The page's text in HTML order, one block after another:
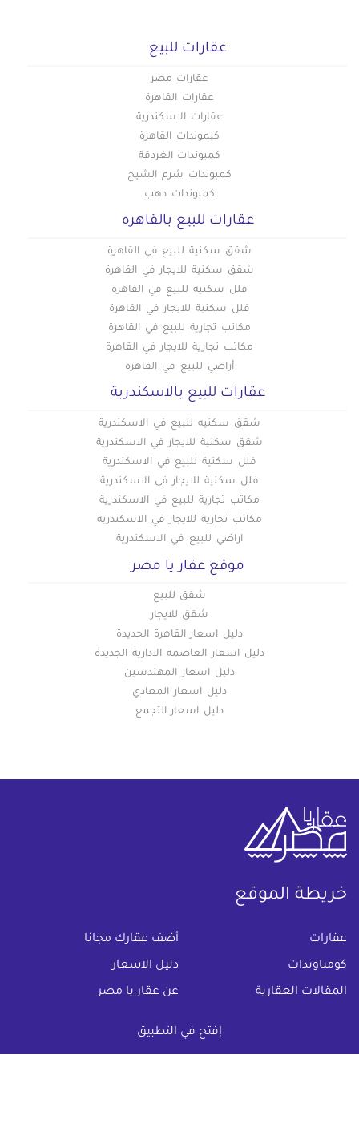
إفتح في التطبيق
عقارات للبيع
عقارات مصر
عقارات القاهرة
عقارات الاسكندرية
كبموندات القاهرة
كمبوندات الغردقة
كمبوندات شرم الشيخ
كمبوندات دهب
عقارات للبيع بالقاهره
شقق سكنية للبيع في القاهرة
شقق سكنية للايجار في القاهرة
فلل سكنية للبيع في القاهرة
فلل سكنية للايجار في القاهرة
مكاتب تجارية للبيع في القاهرة
مكاتب تجارية للايجار في القاهرة
أراضي للبيع في القاهرة
عقارات للبيع بالاسكندرية
شقق سكنيه للبيع في الاسكندرية
شقق سكنية للايجار في الاسكندرية
فلل سكنية للبيع في الاسكندرية
فلل سكنية للايجار في الاسكندرية
مكاتب تجارية للبيع في الاسكندرية
مكاتب تجارية للايجار في الاسكندرية
اراضي للبيع في الاسكندرية
موقع عقار يا مصر
شقق للبيع
شقق للايجار
دليل اسعار القاهرة الجديدة
دليل اسعار العاصمة الادارية الجديدة
دليل اسعار المهندسين
دليل اسعار المعادي
دليل اسعار التجمع
خريطة الموقع
عقارات أضف عقارك مجانا
كومباوندات دليل الاسعار
المقالات العقارية عن عقار يا مصر